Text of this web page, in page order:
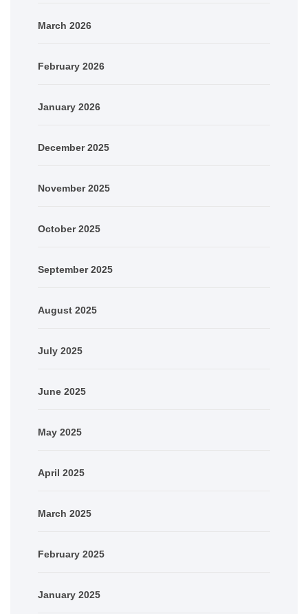
March 2026
February 2026
January 2026
December 2025
November 2025
October 2025
September 2025
August 2025
July 2025
June 2025
May 2025
April 2025
March 2025
February 2025
January 2025